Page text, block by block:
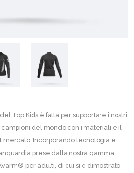
Top Kids è fatta per supportare i nostri
del mondo con i materiali e il
mercato. Incorporando tecnologia e
prese dalla nostra gamma
per adulti, di cui si è dimostrato